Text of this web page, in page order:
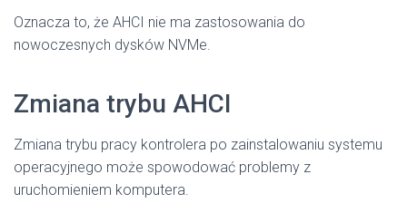
Oznacza to, że AHCI nie ma zastosowania do
nowoczesnych dysków NVMe.
Zmiana trybu AHCI
Zmiana trybu pracy kontrolera po zainstalowaniu systemu
operacyjnego może spowodować problemy z
uruchomieniem komputera.